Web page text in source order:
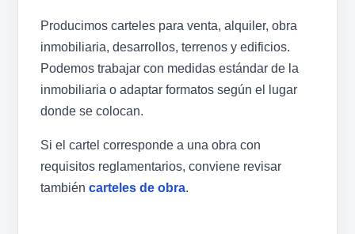
Producimos carteles para venta, alquiler, obra
inmobiliaria, desarrollos, terrenos y edificios.
Podemos trabajar con medidas estándar de la
inmobiliaria o adaptar formatos según el lugar
donde se colocan.
Si el cartel corresponde a una obra con
requisitos reglamentarios, conviene revisar
tambiéncarteles de obra.